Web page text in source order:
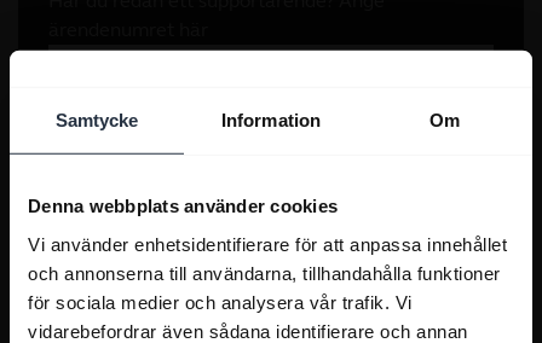
Samtycke Information Om
Denna webbplats använder cookies
Vi använder enhetsidentifierare för att anpassa innehållet
och annonserna till användarna, tillhandahålla funktioner
för sociala medier och analysera vår trafik. Vi
vidarebefordrar även sådana identifierare och annan